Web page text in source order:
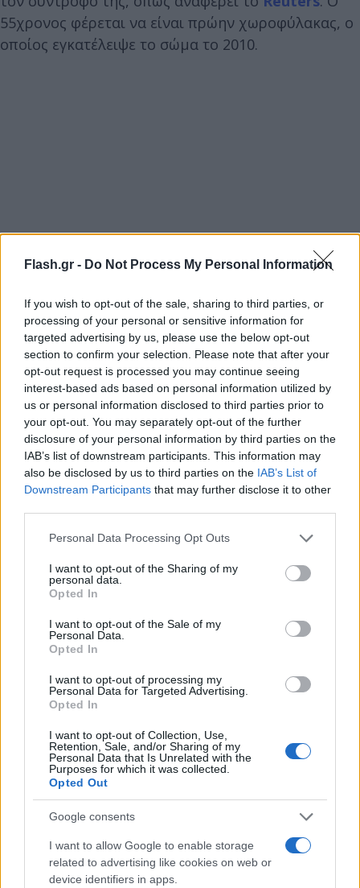
Flash.gr - Do Not Process My Personal Information
If you wish to opt-out of the sale, sharing to third parties, or
processing of your personal or sensitive information for
targeted advertising by us, please use the below opt-out
section to confirm your selection. Please note that after your
opt-out request is processed you may continue seeing
interest-based ads based on personal information utilized by
us or personal information disclosed to third parties prior to
your opt-out. You may separately opt-out of the further
disclosure of your personal information by third parties on the
IAB’s list of downstream participants. This information may
also be disclosed by us to third parties on the IAB’s List of
Downstream Participants that may further disclose it to other
Please note that this website/app uses one or more Google
not limited to your visit or usage behaviour. You may click to
grant or deny consent to Google and its third-party tags to
use your data for below specified purposes in below Google
consent section.
Personal Data Processing Opt Outs
I want to opt-out of the Sharing of my
personal data.
Opted In
I want to opt-out of the Sale of my
Personal Data.
Opted In
I want to opt-out of processing my
Personal Data for Targeted Advertising.
Opted In
I want to opt-out of Collection, Use,
Retention, Sale, and/or Sharing of my
Personal Data that Is Unrelated with the
Purposes for which it was collected.
Opted Out
Google consents
I want to allow Google to enable storage
related to advertising like cookies on web or
device identifiers in apps.
55χρονος φέρεται να είναι πρώην χωροφύλακας, ο
οποίος εγκατέλειψε το σώμα το 2010.
Σύμφωνα με τις πορτογαλικές αρχές, το ζευγάρι
είχε περάσει πολλές ώρες στα υπαίθρια τραπέζια
καφέ στη Φάτιμα, γεγονός που κίνησε τις υποψίες
Οι δύο ύποπτοι, οι οποίοι σύμφωνα με τα μέχρι
τώρα στοιχεία δεν φαίνεται να έχουν σχέση με την
Πορτογαλία, ενδέχεται να βρεθούν αντιμέτωποι με
κατηγορίες για κακομεταχείριση, έκθεση σε
κίνδυνο και εγκατάλειψη.
Εκπρόσωπος της πορτογαλικής χωροφυλακής
δήλωσε ότι έχει εκδοθεί ευρωπαϊκό ένταλμα